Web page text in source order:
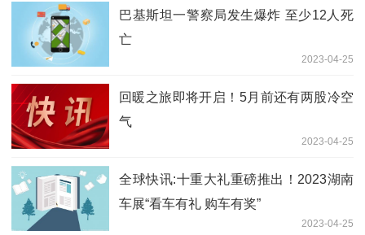
巴基斯坦一警察局发生爆炸 至少12人死
亡
2023-04-25
回暖之旅即将开启！5月前还有两股冷空
气
2023-04-25
全球快讯:十重大礼重磅推出！2023湖南
车展“看车有礼 购车有奖”
2023-04-25